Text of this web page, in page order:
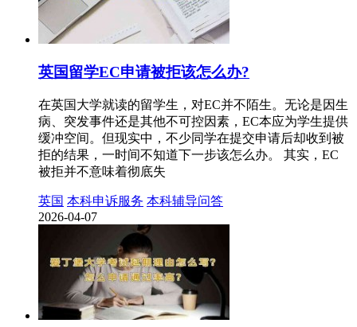
英国留学EC申请被拒该怎么办?
在英国大学就读的留学生，对EC并不陌生。无论是因生
病、突发事件还是其他不可控因素，EC本应为学生提供
缓冲空间。但现实中，不少同学在提交申请后却收到被
拒的结果，一时间不知道下一步该怎么办。 其实，EC
被拒并不意味着彻底失
英国 本科申诉服务 本科辅导问答
2026-04-07